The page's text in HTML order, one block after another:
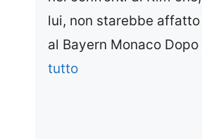
lui, non starebbe
al Bayern Monaco Dopo
tutto